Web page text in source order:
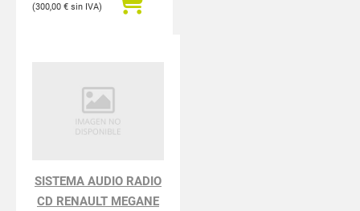
300,00 €
SISTEMA AUDIO RADIO
CD RENAULT MEGANE